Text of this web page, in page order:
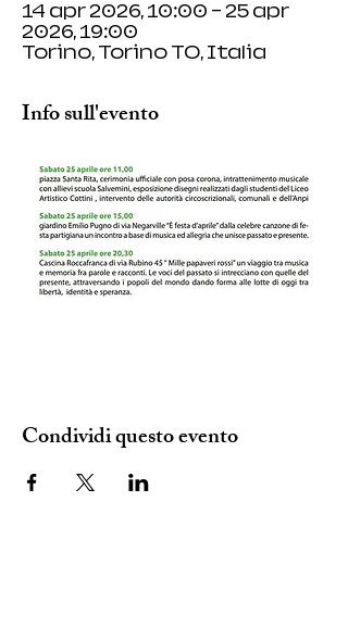
14 apr 2026, 10:00 – 25 apr
2026, 19:00
Torino, Torino TO, Italia
Info sull'evento
Condividi questo evento